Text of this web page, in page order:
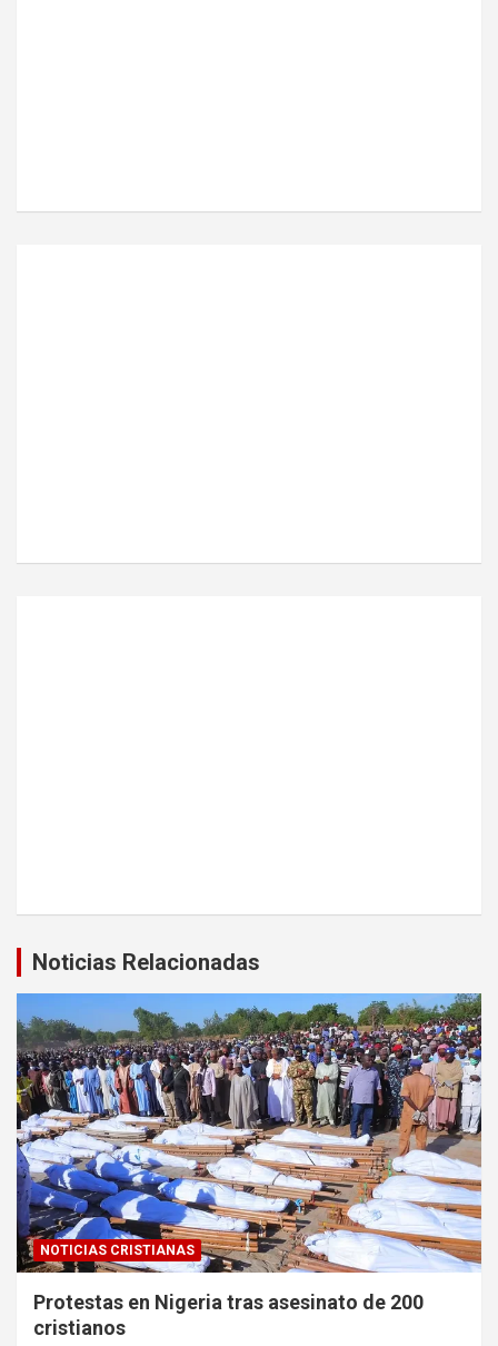
Noticias Relacionadas
NOTICIAS CRISTIANAS
Protestas en Nigeria tras asesinato de 200
cristianos